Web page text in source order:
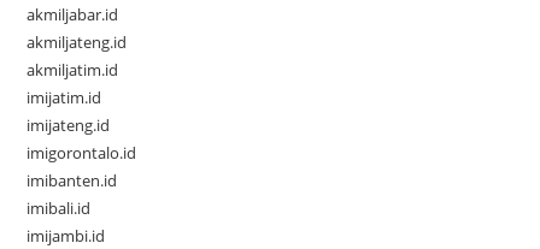
akmiljabar.id
akmiljateng.id
akmiljatim.id
imijatim.id
imijateng.id
imigorontalo.id
imibanten.id
imibali.id
imijambi.id